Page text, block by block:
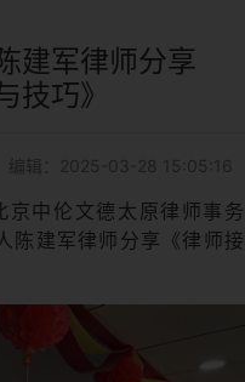
建军律师分享
技巧》
编辑：2025-03-28 15:05:16
京中伦文德太原律师事务
陈建军律师分享《律师接